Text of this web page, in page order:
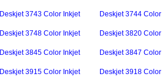
Deskjet 3743 Color Inkjet Deskjet 3744 Color
Deskjet 3748 Color Inkjet Deskjet 3820 Color
Deskjet 3845 Color Inkjet Deskjet 3847 Color
Deskjet 3915 Color Inkjet Deskjet 3918 Color